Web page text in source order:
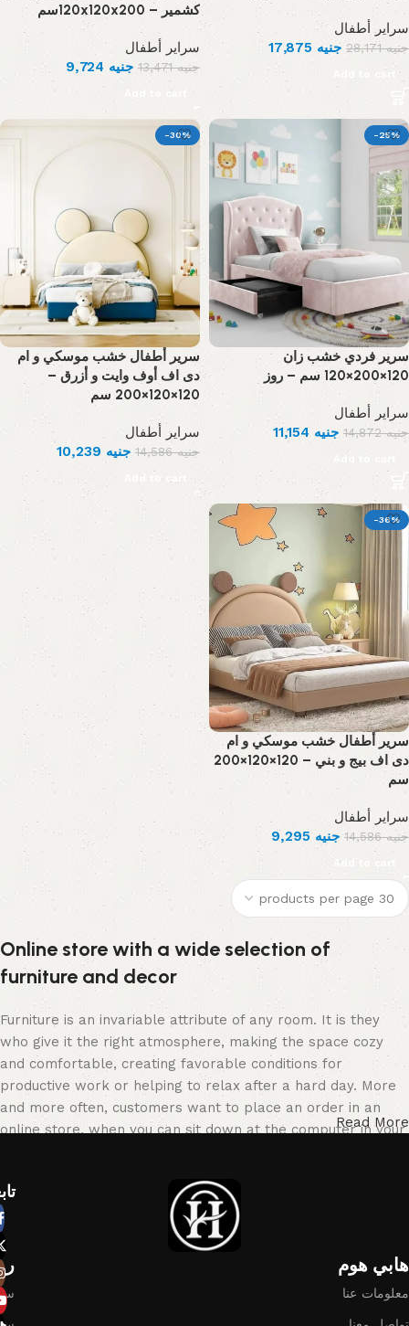
سراير أطفال
جنيه28,171 جنيه 17,875
Add to cart
كشمير – 120x120x200سم
سراير أطفال
جنيه13,471 جنيه
Add to cart
-25%
سرير فردي خشب زان
120×200×120 سم – روز
سراير أطفال
جنيه14,872 جنيه
Add to cart
-30%
سرير أطفال خشب موسكي و ام
دى اف أوف وايت و أزرق –
120×120×200 سم
سراير أطفال
جنيه14,586 جنيه
Add to cart
-36%
سرير أطفال خشب موسكي و ام
دى اف بيج و بني – 120×120×200
سم
سراير أطفال
جنيه14,586 جنيه9,295
Add to cart
Online store with a wide selection of
furniture and decor
Furniture is an invariable attribute of any room. It is they
who give it the right atmosphere, making the space cozy
and comfortable, creating favorable conditions for
productive work or helping to relax after a hard day. More
and more often, customers want to place an order in an
online store, when you can sit down at the computer in your
of furniture: both home and office furniture are available.
Furniture production is a modern form of art
Furniture manufacturers, as well as manufacturers of other
home goods, are full of amazing offers: we often come
Read More
هابي هوم​
معلومات عنا